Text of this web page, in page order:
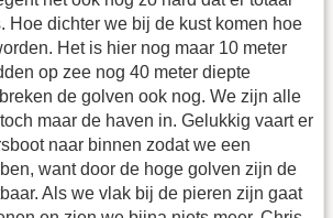
Hoe dichter we bij de kust komen hoe
Het is hier nog maar 10 meter
op zee nog 40 meter diepte
de golven ook nog. We zijn alle
maar de haven in. Gelukkig vaart er
naar binnen zodat we een
want door de hoge golven zijn de
Als we vlak bij de pieren zijn gaat